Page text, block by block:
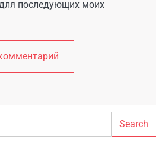
последующих моих
Search